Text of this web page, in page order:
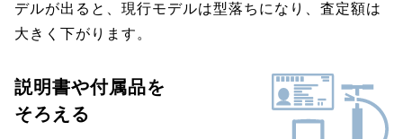
デルが出ると、現行モデルは型落ちになり、査定額は
大きく下がります。
説明書や付属品を
そろえる